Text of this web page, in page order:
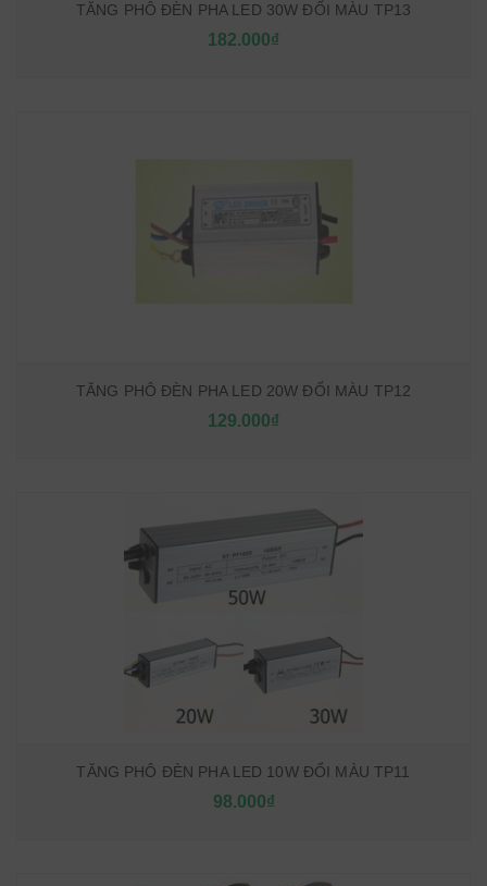
TĂNG PHÔ ĐÈN PHA LED 30W ĐỔI MÀU TP13
182.000₫
TĂNG PHÔ ĐÈN PHA LED 20W ĐỔI MÀU TP12
129.000₫
TĂNG PHÔ ĐÈN PHA LED 10W ĐỔI MÀU TP11
98.000₫